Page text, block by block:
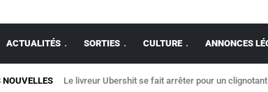
ACTUALITÉS SORTIES CULTURE ANNONCES
NOUVELLES Le livreur Ubershit se fait arrêter pour un clignotant